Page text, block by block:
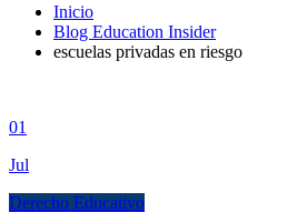
Inicio
Blog Education Insider
escuelas privadas en riesgo
01
Jul
Derecho Educativo